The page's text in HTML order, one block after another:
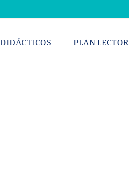
DIDÁCTICOS PLAN LECTOR